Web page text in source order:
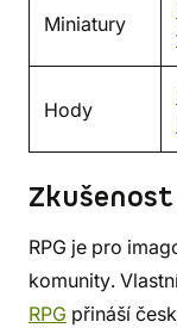
Miniatury
Hody
Zkušenost
RPG je pro
komunity.
RPG přináší